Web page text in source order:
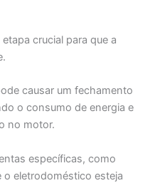
crucial para que a
causar um fechamento
o consumo de energia e
no motor.
específicas, como
o eletrodoméstico esteja